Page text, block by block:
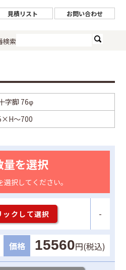
見積リスト お問い合わせ
検索
字脚 76φ
～700
を選択
択してください。
ックして選択 -
価格 15560円(税込)